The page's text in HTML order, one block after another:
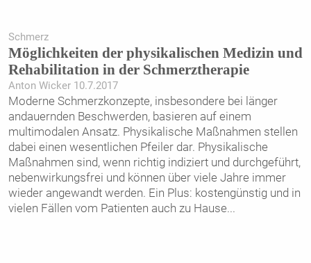
Schmerz
Möglichkeiten der physikalischen Medizin und
Rehabilitation in der Schmerztherapie
Anton Wicker 10.7.2017
Moderne Schmerzkonzepte, insbesondere bei länger
andauernden Beschwerden, basieren auf einem
multimodalen Ansatz. Physikalische Maßnahmen stellen
dabei einen wesentlichen Pfeiler dar. Physikalische
Maßnahmen sind, wenn richtig indiziert und durchgeführt,
nebenwirkungsfrei und können über viele Jahre immer
wieder angewandt werden. Ein Plus: kostengünstig und in
vielen Fällen vom Patienten auch zu Hause...